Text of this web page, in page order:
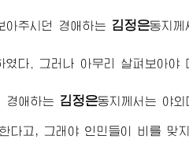
아주시던 경애하는 김정은동지 께
다. 그러나 아무리 살펴보아야
경애하는 김정은동지 께서는 야
다고, 그래야 인민들이 비를 맞